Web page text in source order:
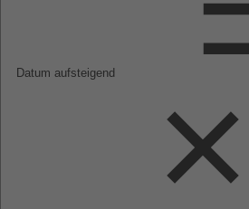
Datum aufsteigend